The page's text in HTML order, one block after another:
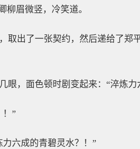
柳眉微竖，冷笑道。
取出了一张契约，然后递给了郑
眼，面色顿时剧变起来：“淬炼力
！”
六成的青碧灵水？！”